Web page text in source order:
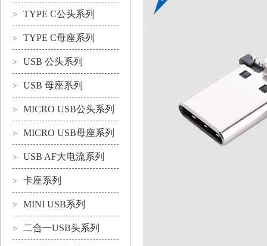
> TYPE C公头系列
> TYPE C母座系列
> USB 公头系列
> USB 母座系列
> MICRO USB公头系列
> MICRO USB母座系列
> USB AF大电流系列
> 卡座系列
> MINI USB系列
> 二合一USB头系列